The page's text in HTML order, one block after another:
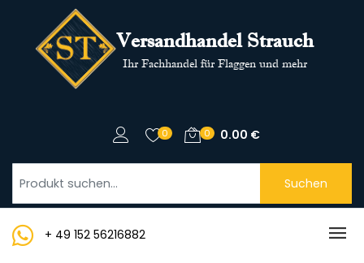
Versandhandel Strauch
Ihr Fachhandel für Flaggen und mehr
0 0 0.00 €
Suchen
+ 49 152 56216882